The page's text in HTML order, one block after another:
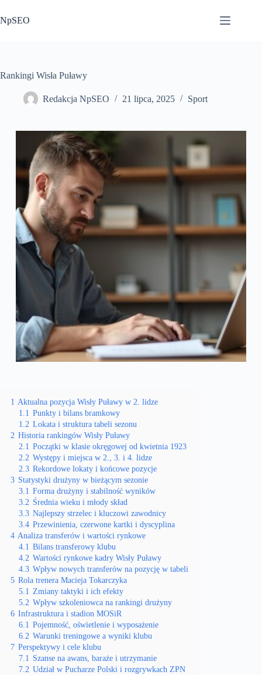
do
treści
NpSEO
Rankingi Wisła Puławy
Redakcja NpSEO 21 lipca, 2025 Sport
1 Aktualna pozycja Wisły Puławy w 2. lidze
1.1 Punkty i bilans bramkowy
1.2 Lokata i struktura tabeli sezonu
2 Historia rankingów Wisły Puławy
2.1 Początki w klasie okręgowej od kwietnia 1923
2.2 Występy i miejsca w 2., 3. i 4. lidze
2.3 Rekordowe lokaty i końcowe pozycje
3 Statystyki drużyny w bieżącym sezonie
3.1 Forma drużyny i stabilność wyników
3.2 Średnia wieku i młody skład
3.3 Najlepszy strzelec i kluczowi zawodnicy
3.4 Przewinienia, czerwone kartki i dyscyplina
4 Analiza transferów i wartości rynkowe
4.1 Bilans transferowy klubu
4.2 Wartości rynkowe kadry Wisły Puławy
4.3 Wpływ nowych transferów na pozycję w tabeli
5 Rola trenera Macieja Tokarczyka
5.1 Zmiany taktyki i ich efekty
5.2 Wpływ szkoleniowca na rankingi drużyny
6 Infrastruktura i stadion MOSiR
6.1 Pojemność, oświetlenie i wyposażenie
6.2 Warunki treningowe a wyniki klubu
7 Perspektywy i cele klubu
7.1 Szanse na awans, baraże i utrzymanie
7.2 Udział w Pucharze Polski i rozgrywkach ZPN